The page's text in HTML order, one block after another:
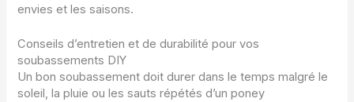
envies et les saisons.
Conseils d’entretien et de durabilité pour vos
soubassements DIY
Un bon soubassement doit durer dans le temps malgré le
soleil, la pluie ou les sauts répétés d’un poney